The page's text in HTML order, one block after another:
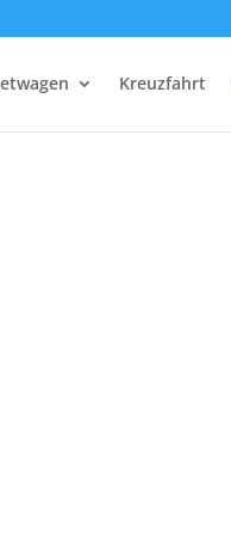
Kreuzfahrt